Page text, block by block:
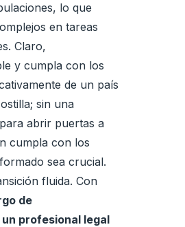
lo que
en tareas
Claro,
y cumpla con los
de un país
sin una
abrir puertas a
cumpla con los
sea crucial.
fluida. Con
de
profesional legal